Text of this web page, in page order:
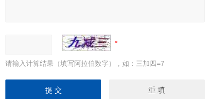
请输入计算结果（填写阿拉伯数字），如：三加四=7